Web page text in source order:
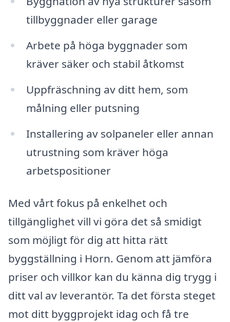
tillbyggnader eller garage
Arbete på höga byggnader som
kräver säker och stabil åtkomst
Uppfräschning av ditt hem, som
målning eller putsning
Installering av solpaneler eller annan
utrustning som kräver höga
arbetspositioner
Med vårt fokus på enkelhet och
tillgänglighet vill vi göra det så smidigt
som möjligt för dig att hitta rätt
byggställning i Horn. Genom att jämföra
priser och villkor kan du känna dig trygg i
ditt val av leverantör. Ta det första steget
mot ditt byggprojekt idag och få tre